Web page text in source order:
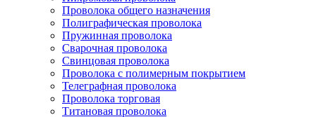
Проволока общего назначения
Полиграфическая проволока
Пружинная проволока
Сварочная проволока
Свинцовая проволока
Проволока с полимерным покрытием
Телеграфная проволока
Проволока торговая
Титановая проволока